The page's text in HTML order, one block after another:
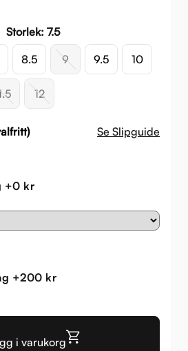
Storlek: 7.5
8.5 9 9.5 10
12
Se Slipguide
+0 kr
+200 kr
i varukorg